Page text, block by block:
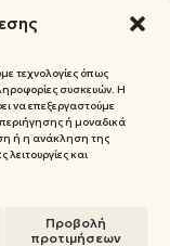
τεχνολογίες όπως
συσκευών. Η
να επεξεργαστούμε
ή μοναδικά
ή η ανάκληση της
και
Προβολή
προτιμήσεων